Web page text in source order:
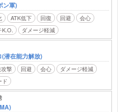
ン軍)
ATK低下 回復 回避
会心
ダメージ軽減
潜在能力解放)
撃 回避 会心
ダメージ軽減
ド